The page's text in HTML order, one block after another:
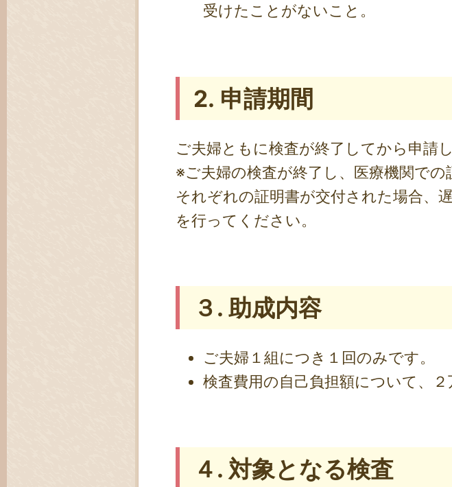
受けたことがないこと。
2. 申請期間
ご夫婦ともに検査が終了してから申請
※ご夫婦の検査が終了し、医療機関で
それぞれの証明書が交付された場合、
を行ってください。
３. 助成内容
ご夫婦１組につき１回のみです。
検査費用の自己負担額について、２
４. 対象となる検査